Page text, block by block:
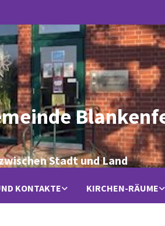
Stadt und Land
KONTAKTE KIRCHEN-RÄUME